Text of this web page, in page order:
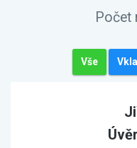
Počet
Vše